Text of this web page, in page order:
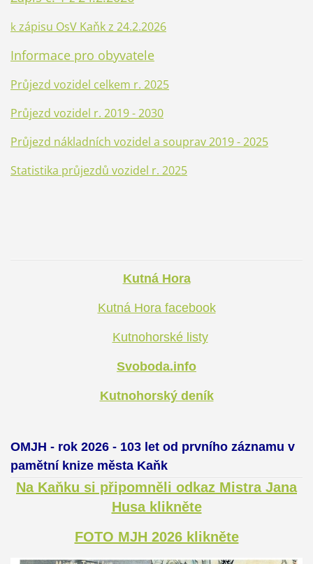
kzápisu OsV Kaňk z 24.2.2026
Informace pro obyvatele
Průjezd vozidel celkem r. 2025
Průjezd vozidel r. 2019 - 2030
Průjezd nákladních vozidel a souprav 2019 - 2025
Statistika průjezdů vozidel r. 2025
Kutná Hora
Kutná Hora facebook
Kutnohorské listy
Svoboda.info
Kutnohorský deník
OMJH - rok 2026 - 103 let od prvního záznamu v
pamětní knize města Kaňk
Na Kaňku si připomněli odkaz Mistra Jana
Husa klikněte
FOTO MJH 2026 klikněte